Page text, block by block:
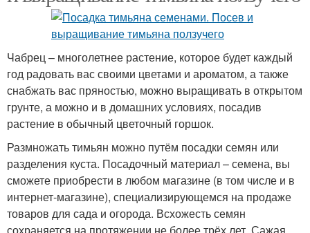
Чабрец – многолетнее растение, которое будет каждый
год радовать вас своими цветами и ароматом, а также
снабжать вас пряностью, можно выращивать в открытом
грунте, а можно и в домашних условиях, посадив
растение в обычный цветочный горшок.
Размножать тимьян можно путём посадки семян или
разделения куста. Посадочный материал – семена, вы
сможете приобрести в любом магазине (в том числе и в
интернет-магазине), специализирующемся на продаже
товаров для сада и огорода. Всхожесть семян